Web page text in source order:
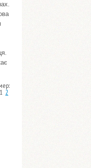
1 2